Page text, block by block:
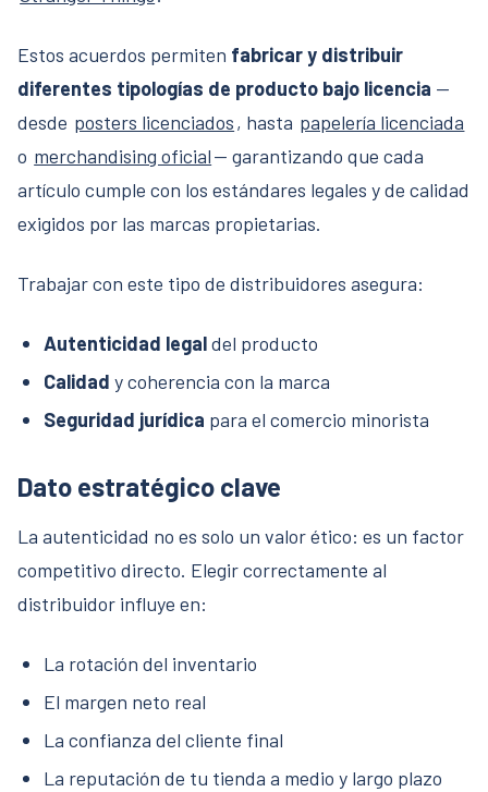
Estos acuerdos permiten fabricar y distribuir
diferentes tipologías de producto bajo licencia —
desde posters licenciados, hasta papelería licenciada
o merchandising oficial— garantizando que cada
artículo cumple con los estándares legales y de calidad
exigidos por las marcas propietarias.
Trabajar con este tipo de distribuidores asegura:
Autenticidad legaldel producto
Calidad y coherencia con la marca
Seguridad jurídica para el comercio minorista
Dato estratégico clave
La autenticidad no es solo un valor ético: es un factor
competitivo directo. Elegir correctamente al
distribuidor influye en:
La rotación del inventario
El margen neto real
La confianza del cliente final
La reputación de tu tienda a medio y largo plazo